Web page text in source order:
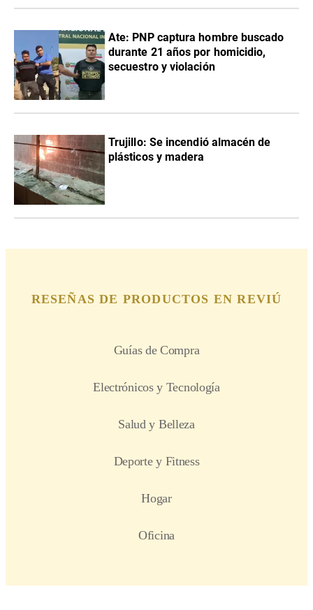
Ate: PNP captura hombre buscado
durante 21 años por homicidio,
secuestro y violación
Trujillo: Se incendió almacén de
plásticos y madera